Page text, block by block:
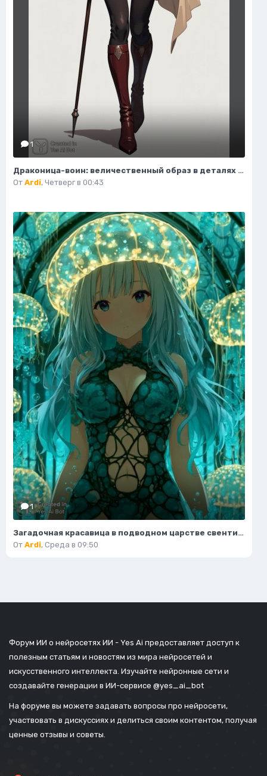
1
Драконица-воин: величественный образ в деталях модной иллюстрации. Нейросеть Flux 1
От Ardi, Четверг в 00:43
1
Загадочная красавица в подводном царстве свентилиящих водорослей и коралловых арках. Нейронная сеть Миджорни
От Ardi, Среда в 09:50
Форум ИИ о нейросетях ИИ - Yes Ai предоставляет доступ к
полезным статьям и новостям из мира нейросетей и
искусственного интеллекта. Изучайте нейронные сети и
создавайте генерации в ИИ-сервисе @yes_ai_bot
На форуме вы можете задавать вопросы про нейросети,
участвовать в дискуссиях и делиться своим контентом, получая
ценные отзывы и советы.